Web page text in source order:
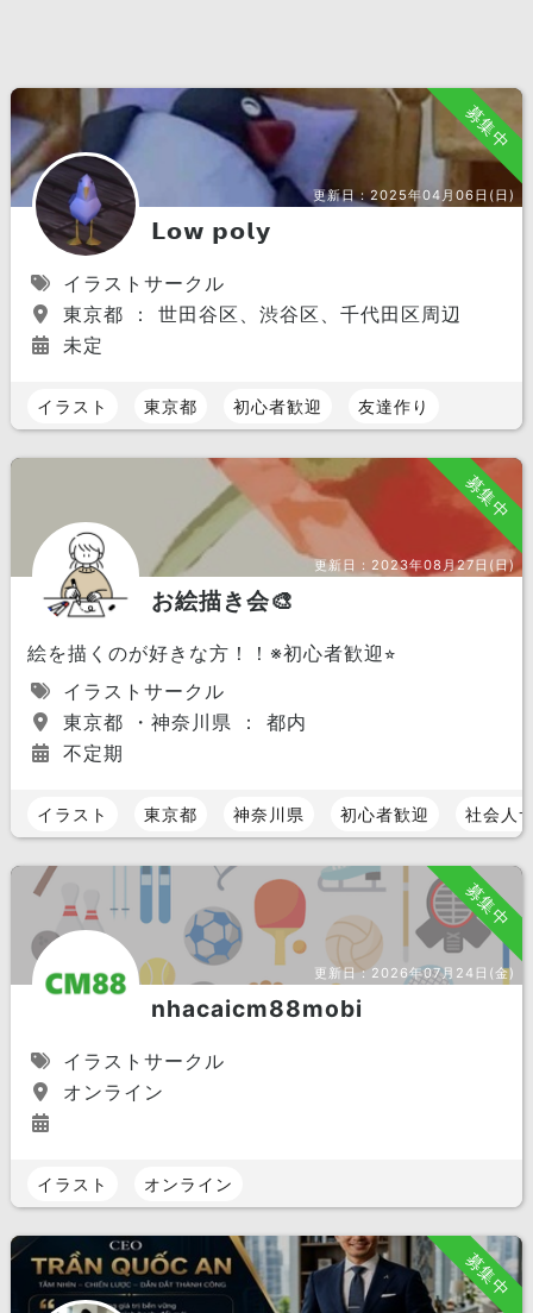
募集中
更新日：2025年04月06日(日)
𝗟𝗼𝘄 𝗽𝗼𝗹𝘆
イラストサークル
東京都 ： 世田谷区、渋谷区、千代田区周辺
未定
イラスト 東京都 初心者歓迎 友達作り
募集中
更新日： 2023年08月27日(日)
お絵描き会🎨
絵を描くのが好きな方！！※初心者歓迎⭐︎
イラストサークル
東京都 ・神奈川県 ： 都内
不定期
イラスト 東京都 神奈川県 初心者歓迎 社会人
募集中
更新日：2026年07月24日(金)
nhacaicm88mobi
イラストサークル
オンライン
イラスト オンライン
募集中